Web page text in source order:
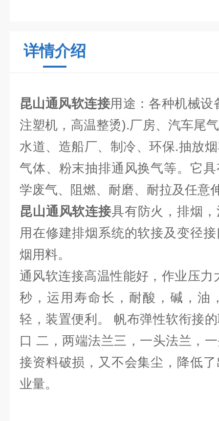
详情介绍
昆山通风软连接用途：各种机械
注塑机，高温整烫).厂房、汽车尾
水道、造船厂、制冷、环保.抽放
气体、粉末抽排通风换气等。它
学废气、阻燃、耐磨、耐拉及任意
昆山通风软连接具有防火，排烟
用在修建排烟系统的软接及变径
烟用料。
通风软连接高温性能好，作业压
秒，运用寿命长，耐酸，碱，油
轻，装置便利。 帆布弹性软衔接
口 二，两端法兰三，一头法兰，
接资料破损，又不会集尘，降低
业量。